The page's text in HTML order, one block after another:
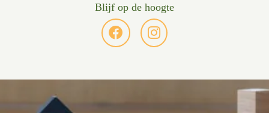
Blijf op de hoogte